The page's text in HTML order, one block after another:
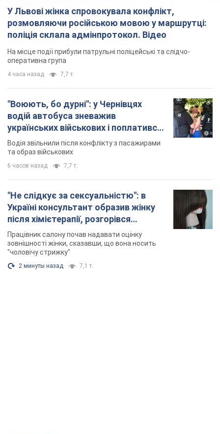
У Львові жінка спровокувала конфлікт,
розмовляючи російською мовою у маршрутці:
поліція склала адмінпротокол. Відео
На місце події прибули патрульні поліцейські та слідчо-
оперативна група
4 часа назад 7,7 т.
"Воюють, бо дурні": у Чернівцях
водій автобуса зневажив
українських військових і поплатився.
Відео
Водія звільнили після конфлікту з пасажирами
та образ військових
6 часов назад 7,7 т.
"Не слідкує за сексуальністю": в
Україні консультант образив жінку
після хімієтерапії, розгорівся
скандал. Фото
Працівник салону почав надавати оцінку
зовнішності жінки, сказавши, що вона носить
"чоловічу стрижку"
2 минуты назад 7,1 т.